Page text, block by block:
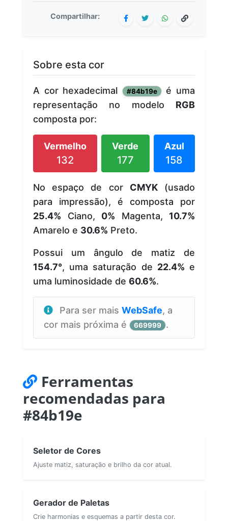
Compartilhar:
Sobre esta cor
A cor hexadecimal #84b19e é uma
representação no modelo RGB
composta por:
Vermelho
132
Verde
177
Azul
158
No espaço de cor CMYK(usado
para impressão), é composta por
25.4% Ciano, 0% Magenta, 10.7%
Amarelo e 30.6% Preto.
Possui um ângulo de matiz de
154.7°, uma saturação de 22.4% e
uma luminosidade de 60.6%.
Para ser mais WebSafe, a
cor mais próxima é
669999 .
Ferramentas
recomendadas para
#84b19e
Seletor de Cores
Ajuste matiz, saturação e brilho da cor atual.
Gerador de Paletas
Crie harmonias e esquemas a partir desta cor.